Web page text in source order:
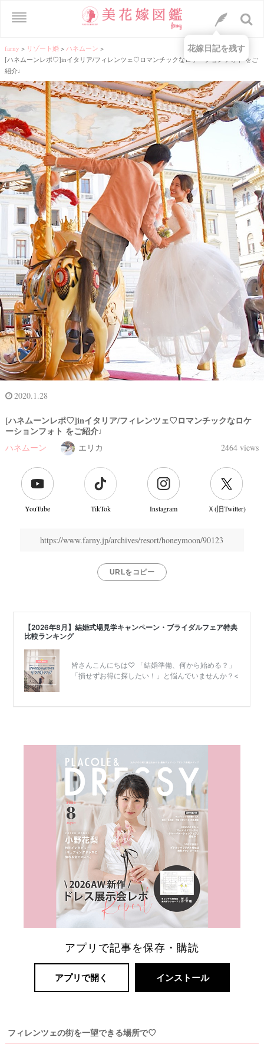
farny > リゾート婚 > ハネムーン >
[ハネムーンレポ♡]inイタリア/フィレンツェ♡ロマンチックなロケーションフォト をご
紹介♩
2020.1.28
[ハネムーンレポ♡]inイタリア/フィレンツェ♡ロマンチックなロケ
ーションフォト をご紹介♩
ハネムーン エリカ 2464 views
YouTube TikTok Instagram Ｘ(旧Twitter)
https://www.farny.jp/archives/resort/honeymoon/90123
URLをコピー
アプリで記事を保存・購読
アプリで開く インストール
フィレンツェの街を一望できる場所で♡
花嫁日記を残す
日
ゾ
ー
ト